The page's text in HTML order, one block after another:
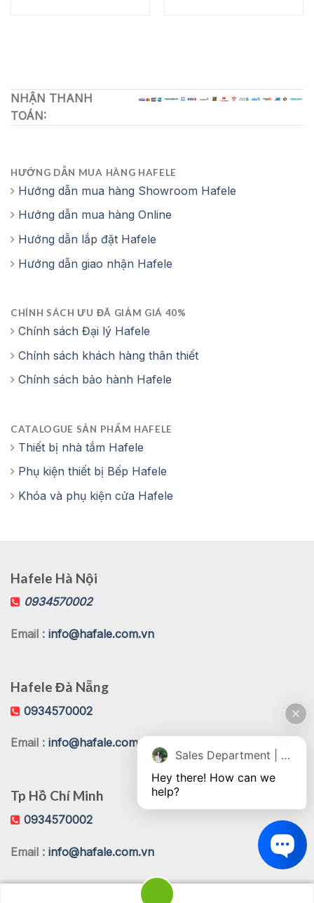
NHẬN THANH
TOÁN:
HƯỚNG DẪN MUA HÀNG HAFELE
Hướng dẫn mua hàng Showroom Hafele
Hướng dẫn mua hàng Online
Hướng dẫn lắp đặt Hafele
Hướng dẫn giao nhận Hafele
CHÍNH SÁCH ƯU ĐÃ GIẢM GIÁ 40%
Chính sách Đại lý Hafele
Chính sách khách hàng thân thiết
Chính sách bảo hành Hafele
CATALOGUE SẢN PHẨM HAFELE
Thiết bị nhà tắm Hafele
Phụ kiện thiết bị Bếp Hafele
Khóa và phụ kiện cửa Hafele
Hafele Hà Nội
0934570002
Email : info@hafale.com.vn
Hafele Đà Nẵng
0934570002
Email : info@hafale.com.vn
Tp Hồ Chí Minh
0934570002
Email : info@hafale.com.vn
Sales Department | Chat online
Hey there! How can we
help?